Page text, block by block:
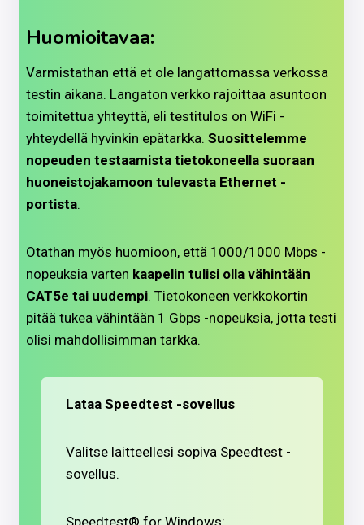
Huomioitavaa:
Varmistathan että et ole langattomassa verkossa
testin aikana. Langaton verkko rajoittaa asuntoon
toimitettua yhteyttä, eli testitulos on WiFi -
yhteydellä hyvinkin epätarkka. Suosittelemme
nopeuden testaamista tietokoneella suoraan
huoneistojakamoon tulevasta Ethernet -
portista.
Otathan myös huomioon, että 1000/1000 Mbps -
nopeuksia varten kaapelin tulisi olla vähintään
CAT5e tai uudempi. Tietokoneen verkkokortin
pitää tukea vähintään 1 Gbps -nopeuksia, jotta testi
olisi mahdollisimman tarkka.
Lataa Speedtest -sovellus
Valitse laitteellesi sopiva Speedtest -
sovellus.
Speedtest® for Windows: